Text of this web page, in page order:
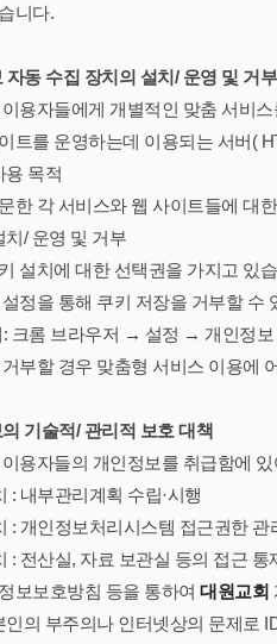
니다.
자동 수집 장치의 설치/ 운영 및 거
이용자들에게 개별적인 맞춤 서비
트를 운영하는데 이용되는 서버(
용 목적
한 각 서비스와 웹 사이트들에 대
치/ 운영 및 거부
설치에 대한 선택권을 가지고 있
정을 통해 쿠키 저장을 거부할 수
: 크롬 브라우저 → 설정 → 개인정
부할 경우 맞춤형 서비스 이용에
기술적/ 관리적 보호 대책
이용자들의 개인정보를 취급함에
: 내부관리계획 수립·시행
: 개인정보처리시스템 접근권한
: 전산실, 자료 보관실 등의 접근 통
보보호방침 등을 통하여 대원교회
인의 부주의나 인터넷상의 문제로